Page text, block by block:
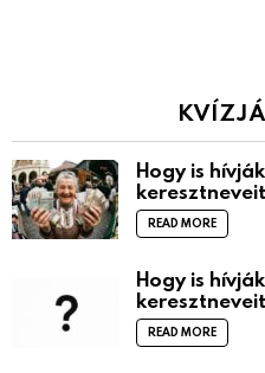
Hogy is
keresztneveit
READ MORE
Hogy is
READ MORE